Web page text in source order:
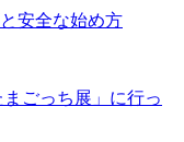
安全な始め方
ごっち展」に行っ